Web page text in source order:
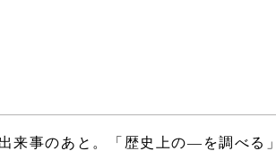
来事のあと。「歴史上の―を調べる」